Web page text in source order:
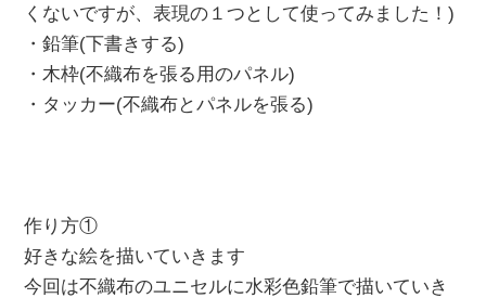
くないですが、表現の１つとして使ってみました！)
・鉛筆(下書きする)
・木枠(不織布を張る用のパネル)
・タッカー(不織布とパネルを張る)
作り方①
好きな絵を描いていきます
今回は不織布のユニセルに水彩色鉛筆で描いていき